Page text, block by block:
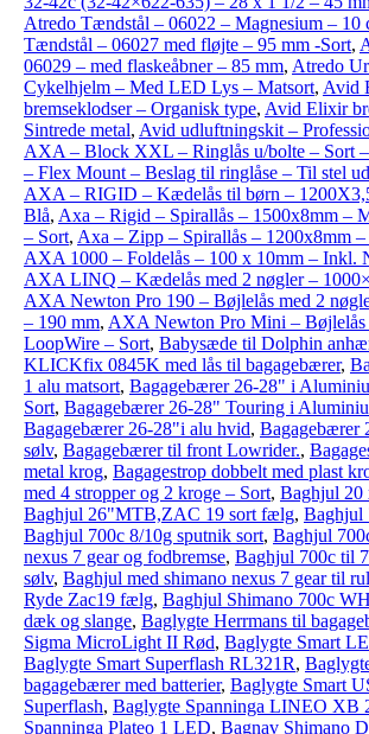
Atredo Tændstål – 06022 – Magnesium – 10
Tændstål – 06027 med fløjte – 95 mm -Sort,
06029 – med flaskeåbner – 85 mm, Atredo
Cykelhjelm – Med LED Lys – Matsort, Avid
bremseklodser – Organisk type, Avid Elixir
Sintrede metal, Avid udluftningskit –
AXA – Block XXL – Ringlås u/bolte – Sort –
– Flex Mount – Beslag til ringlåse – Til stel
AXA – RIGID – Kædelås til børn –
Blå, Axa – Rigid – Spirallås – 1500x8mm –
– Sort, Axa – Zipp – Spirallås – 1200x8mm
AXA 1000 – Foldelås – 100 x 10mm – Inkl.
AXA LINQ – Kædelås med 2 nøgler –
AXA Newton Pro 190 – Bøjlelås med 2
– 190 mm, AXA Newton Pro Mini – Bøjlelås
LoopWire – Sort, Babysæde til Dolphin
KLICKfix 0845K med lås til bagagebærer,
1 alu matsort, Bagagebærer 26-28" i
Sort, Bagagebærer 26-28" Touring i
Bagagebærer 26-28"i alu hvid, Bagagebærer
sølv, Bagagebærer til front Lowrider.,
metal krog, Bagagestrop dobbelt med plast
med 4 stropper og 2 kroge – Sort, Baghjul
Baghjul 26"MTB,ZAC 19 sort fælg, Baghjul
Baghjul 700c 8/10g sputnik sort, Baghjul
nexus 7 gear og fodbremse, Baghjul 700c til
sølv, Baghjul med shimano nexus 7 gear til
Ryde Zac19 fælg, Baghjul Shimano 700c
dæk og slange, Baglygte Herrmans til
Sigma MicroLight II Rød, Baglygte Smart
Baglygte Smart Superflash RL321R,
bagagebærer med batterier, Baglygte Smart
Superflash, Baglygte Spanninga LINEO XB
Spanninga Plateo 1 LED, Bagnav Shimano